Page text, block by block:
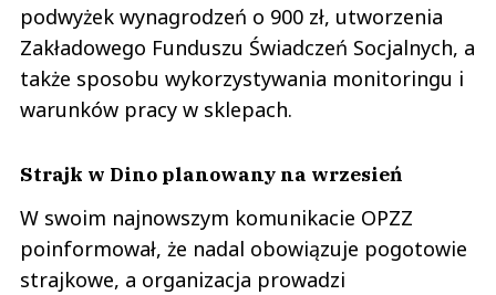
podwyżek wynagrodzeń o 900 zł, utworzenia
Zakładowego Funduszu Świadczeń Socjalnych, a
także sposobu wykorzystywania monitoringu i
warunków pracy w sklepach.
Strajk w Dino planowany na wrzesień
W swoim najnowszym komunikacie OPZZ
poinformował, że nadal obowiązuje pogotowie
strajkowe, a organizacja prowadzi